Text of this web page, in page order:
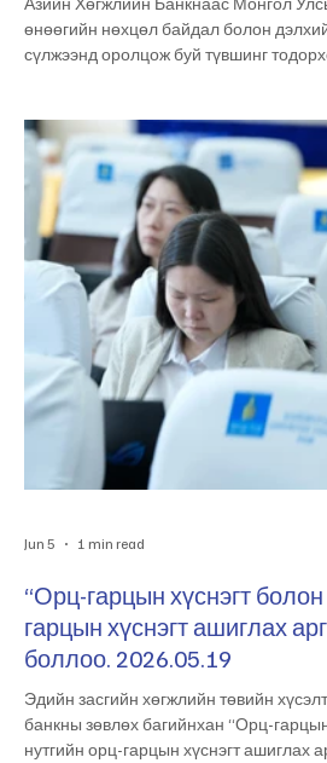
өнөөгийн нөхцөл байдал болон
сүлжээнд оролцож буй түвшинг
хэрэгжүүлж байна. Мөн Эдийн
Монгол Улсын тэргүүлэх
чиглэлээр судалгаа хийж гүйцэтгэсэн
дүнг холбогдох талуудад
“Орц-гарцын хүснэгт
гарцын хүснэгт ашиглах
боллоо. 2026.05.19
Эдийн засгийн хөгжлийн төвийн
банкны зөвлөх багийнхан “Орц-
нутгийн орц-гарцын хүснэгт ашиглах
Jun 5 1 min read